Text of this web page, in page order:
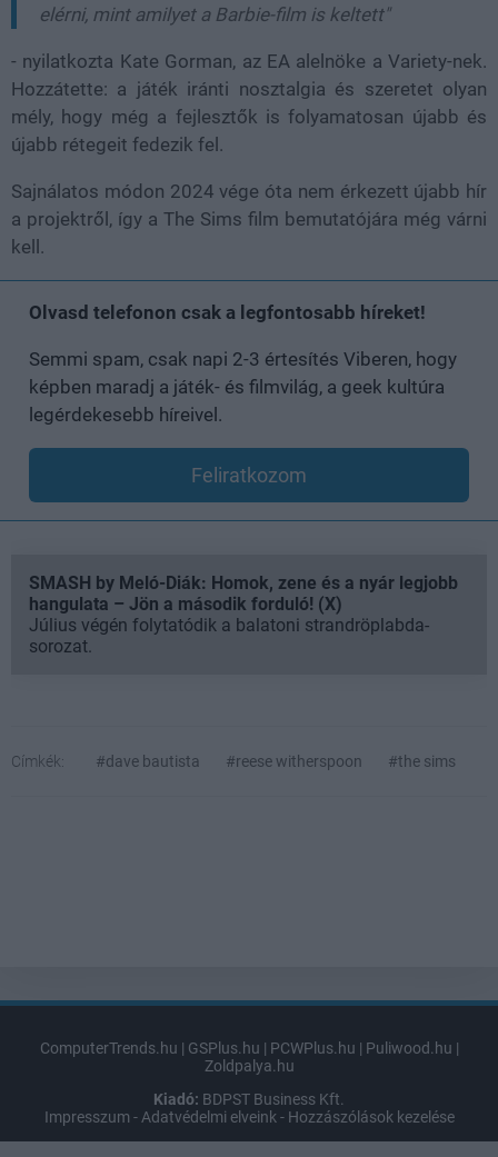
elérni, mint amilyet a Barbie-film is keltett"
- nyilatkozta Kate Gorman, az EA alelnöke a Variety-nek.
Hozzátette: a játék iránti nosztalgia és szeretet olyan
mély, hogy még a fejlesztők is folyamatosan újabb és
újabb rétegeit fedezik fel.
Sajnálatos módon 2024 vége óta nem érkezett újabb hír
a projektről, így a The Sims film bemutatójára még várni
kell.
Olvasd telefonon csak a legfontosabb híreket!
Semmi spam, csak napi 2-3 értesítés Viberen, hogy
képben maradj a játék- és filmvilág, a geek kultúra
legérdekesebb híreivel.
Feliratkozom
SMASH by Meló-Diák: Homok, zene és a nyár legjobb
hangulata – Jön a második forduló! (X)
Július végén folytatódik a balatoni strandröplabda-
sorozat.
Címkék: #dave bautista #reese witherspoon #the sims
ComputerTrends.hu | GSPlus.hu | PCWPlus.hu | Puliwood.hu |
Zoldpalya.hu
Kiadó: BDPST Business Kft.
Impresszum -Adatvédelmi elveink- Hozzászólások kezelése